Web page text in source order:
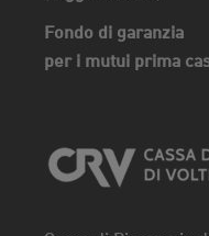
Fondo di garanzia
per i mutui prima